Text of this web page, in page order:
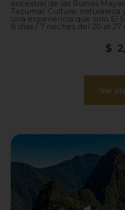
ancestral de las Ruinas
Tazumal. Cultura, naturaleza
una experiencia que solo El
8 días / 7 noches del 20 al
$
Ver